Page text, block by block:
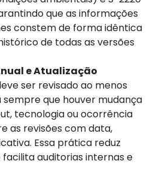
que as informações
constem de forma idêntica
de todas as versões
e Atualização
ser revisado ao menos
sempre que houver mudança
tecnologia ou ocorrência
as revisões com data,
Essa prática reduz
auditorias internas e